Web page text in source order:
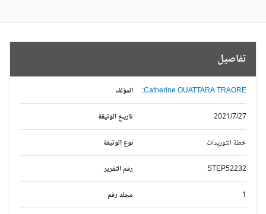
تفاصيل
المؤلف Catherine OUATTARA TRAORE;
تاريخ الوثيقة 2021/7/27
نوع الوثيقة خطة التوريدات
رقم التقرير STEP52232
مجلد رقم